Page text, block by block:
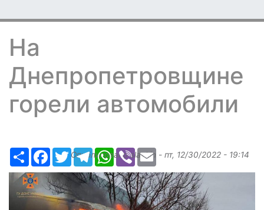
На
Днепропетровщине
горели автомобили
РесурсFacebook
TwitterTelegramWhatsApp
Viber Email
Опубликованоslavkin - пт, 12/30/2022 - 19:14